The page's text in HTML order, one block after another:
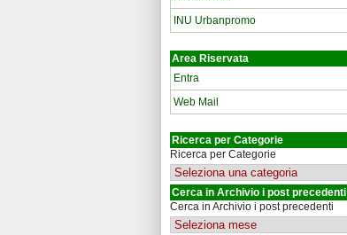
INU Urbanpromo
Area Riservata
Entra
Web Mail
Ricerca per Categorie
Ricerca per Categorie
Cerca in Archivio i post precedenti
Cerca in Archivio i post precedenti